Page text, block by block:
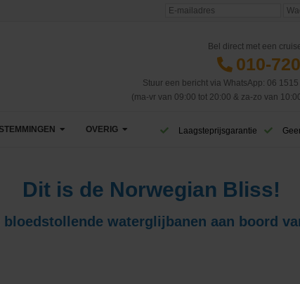
Bel direct met een
010-
Stuur een bericht via WhatsApp: 06
(ma-vr van 09:00 tot 20:00 & za-zo van
Eilanden
OVERIG
CruiseReizen TV
Blog
Laagsteprijsgarantie
Dit is de Norwegian Bliss!
waterglijbanen aan boord